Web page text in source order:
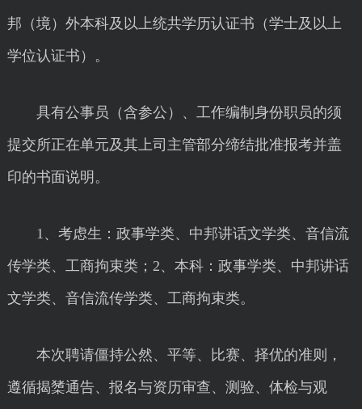
邦（境）外本科及以上统共学历认证书（学士及以上
学位认证书）。
具有公事员（含参公）、工作编制身份职员的须
提交所正在单元及其上司主管部分缔结批准报考并盖
印的书面说明。
1、考虑生：政事学类、中邦讲话文学类、音信流
传学类、工商拘束类；2、本科：政事学类、中邦讲话
文学类、音信流传学类、工商拘束类。
本次聘请僵持公然、平等、比赛、择优的准则，
遵循揭橥通告、报名与资历审查、测验、体检与观